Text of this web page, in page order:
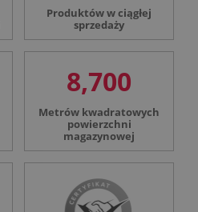
Produktów w ciągłej
sprzedaży
8,700
Metrów kwadratowych
powierzchni
magazynowej